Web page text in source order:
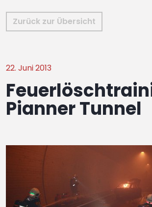
Zurück zur Übersicht
22. Juni 2013
Pianner Tunnel